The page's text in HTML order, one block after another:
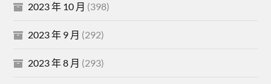
2023 年 10 月 (398)
2023 年 9 月 (292)
2023 年 8 月 (293)